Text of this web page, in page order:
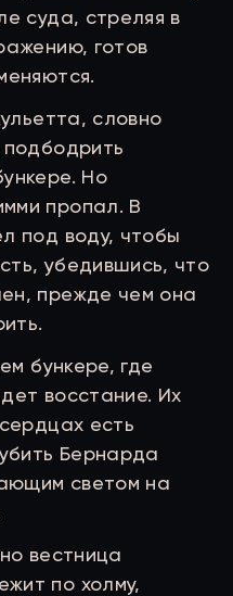
суда, стреляя в
готов
словно
подбодрить
Но
пропал. В
под воду, чтобы
убедившись, что
прежде чем она
бункере, где
восстание. Их
есть
Бернарда
светом на
вестница
по холму,